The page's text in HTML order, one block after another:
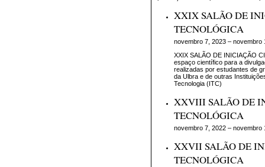
XXIX SALÃO DE
TECNOLÓGICA
novembro 7, 2023 – novembro
XXIX SALÃO DE INICIAÇÃO
espaço científico para a
realizadas por estudantes de
da Ulbra e de outras
Tecnologia (ITC)
XXVIII SALÃO DE
TECNOLÓGICA
novembro 7, 2022 – novembro
XXVII SALÃO DE
TECNOLÓGICA